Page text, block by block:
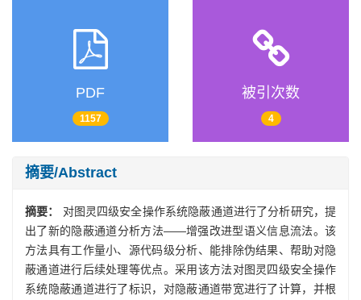
PDF
1157
被引次数
4
摘要/Abstract
摘要： 对图灵四级安全操作系统隐蔽通道进行了分析研究，提
出了新的隐蔽通道分析方法——增强改进型语义信息流法。该
方法具有工作量小、源代码级分析、能排除伪结果、帮助对隐
蔽通道进行后续处理等优点。采用该方法对图灵四级安全操作
系统隐蔽通道进行了标识，对隐蔽通道带宽进行了计算，并根